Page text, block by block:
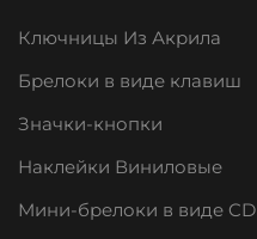
Ключницы Из Акрила
Брелоки в виде клавиш
Значки-кнопки
Наклейки Виниловые
Мини-брелоки в виде CD